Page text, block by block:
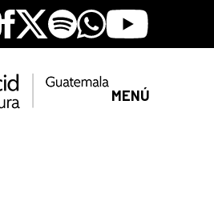
Facebook
X SpotifyWhatsapp
Youtube
MENÚ